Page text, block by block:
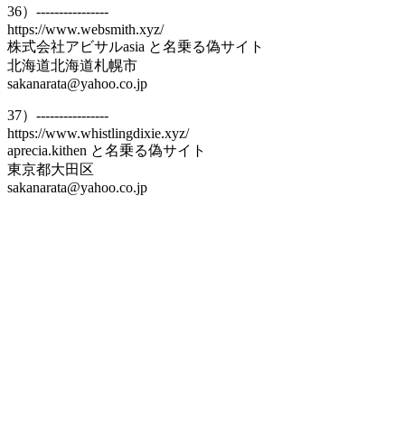
36）----------------
https://www.websmith.xyz/
株式会社アビサルasia と名乗る偽サイト
北海道北海道札幌市
sakanarata@yahoo.co.jp
37）----------------
https://www.whistlingdixie.xyz/
aprecia.kithen と名乗る偽サイト
東京都大田区
sakanarata@yahoo.co.jp